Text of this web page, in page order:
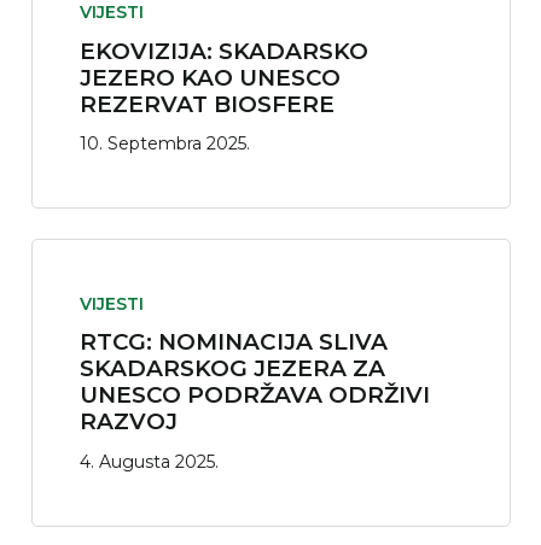
VIJESTI
EKOVIZIJA: SKADARSKO
JEZERO KAO UNESCO
REZERVAT BIOSFERE
10. Septembra 2025.
VIJESTI
RTCG: NOMINACIJA SLIVA
SKADARSKOG JEZERA ZA
UNESCO PODRŽAVA ODRŽIVI
RAZVOJ
4. Augusta 2025.